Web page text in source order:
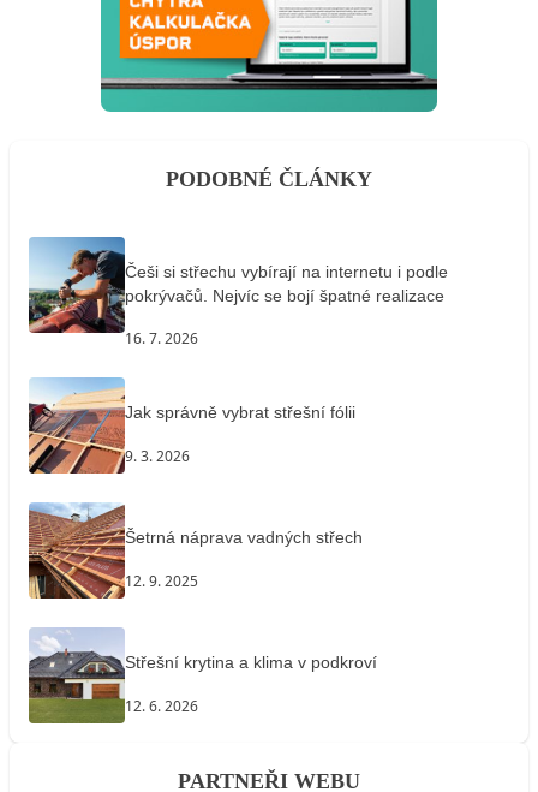
PODOBNÉ ČLÁNKY
Češi si střechu vybírají na internetu i podle
pokrývačů. Nejvíc se bojí špatné realizace
16. 7. 2026
Jak správně vybrat střešní fólii
9. 3. 2026
Šetrná náprava vadných střech
12. 9. 2025
Střešní krytina a klima v podkroví
12. 6. 2026
PARTNEŘI WEBU